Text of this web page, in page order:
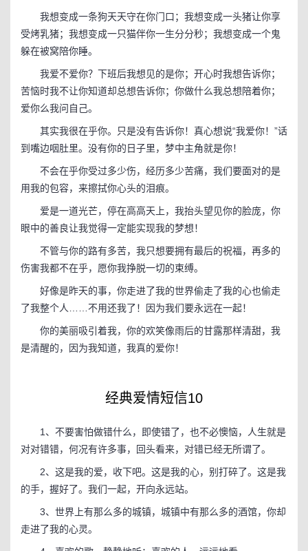
我想变成一条狗天天守在你门口；我想变成一头猪让你享
受烤乳猪；我想变成一只猫伴你一生分分秒；我想变成一个鬼
躲在被窝陪你睡。
我爱不爱你？下班后我想见的是你；开心时我想告诉你；
苦恼时我不让你知道却总想告诉你；你做什么我总想陪着你；
爱你么我问自己。
其实我很在乎你。只是没有告诉你！真心想说“我爱你！”话
到嘴边咽肚里。没有你的日子里，梦中主角就是你！
不会在乎你受过多少伤，经历多少苦痛，我们要面对的是
用我的包容，来擦拭你心头的泪痕。
爱是一道光芒，停在高高天上，我抬头望见你的脸庞，你
眼中的善良让我觉得一定能实现我的梦想！
不管与你的路有多苦，我只想要拥有最后的祝福，再多的
伤害我都不在乎，愿你我挣脱一切的束缚。
好像是昨天的事，你走进了我的世界偷走了我的心也偷走
了我整个人……不用还我了！因为我们要永远在一起！
你的美丽吸引着我，你的欢笑像雨后的甘露那样清甜，我
是清醒的，因为我知道，我真的爱你！
经典爱情短信10
1、不要害怕做错什么，即使错了，也不必懊恼，人生就是
对对错错，何况有许多事，回头看来，对错已经无所谓了。
2、这是我的爱，收下吧。这是我的心，别打碎了。这是我
的手，握好了。我们一起，开向永远站。
3、世界上有那么多的城镇，城镇中有那么多的酒馆，你却
走进了我的心灵。